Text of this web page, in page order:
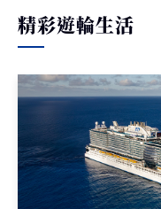
精彩遊輪生活